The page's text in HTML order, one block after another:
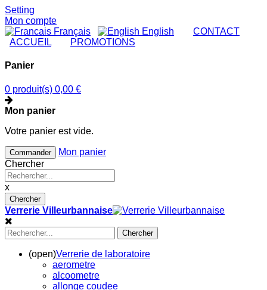
Setting
Mon compte
Français
English CONTACT
ACCUEIL
PROMOTIONS
Panier
0 produit(s) 0,00 €
Mon panier
Votre panier est vide.
Commander
Mon panier
Chercher
x
Chercher
Verrerie Villeurbannaise
Chercher
(open)Verrerie de laboratoire
aerometre
alcoometre
allonge coudee